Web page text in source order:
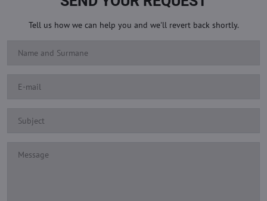
Tell us how we can help you and we'll revert back shortly.